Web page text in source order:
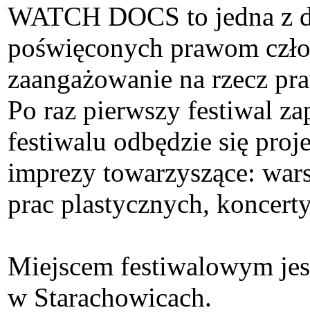
WATCH DOCS to jedna z
poświęconych prawom
zaangażowanie na rzecz
Po raz pierwszy festiwal
festiwalu odbędzie się
imprezy towarzyszące:
prac plastycznych,
Miejscem festiwalowym
w Starachowicach.